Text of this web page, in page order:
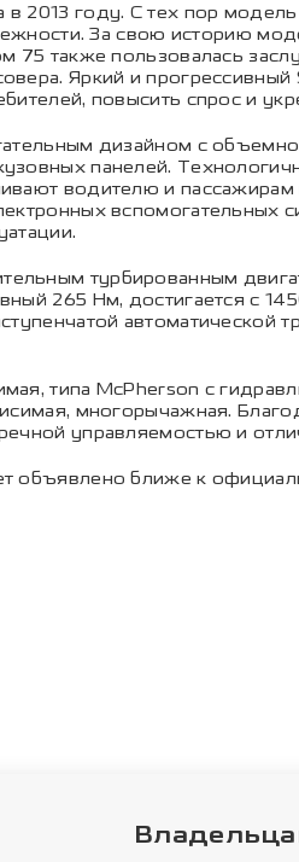
2013 году. С тех пор
За свою историю
также пользовалась
Яркий и
повысить спрос и
дизайном с
панелей.
водителю и
вспомогательных
турбированным
265 Нм, достигается с
автоматической
типа McPherson с
многорычажная.
управляемостью и
объявлено ближе к